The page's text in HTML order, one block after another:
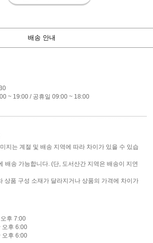
배송 안내
~ 19:00 / 공휴일 09:00 ~ 18:00
지는 계절 및 배송 지역에 따라 차이가 있을 수 있습
배송 가능합니다. (단, 도서산간 지역은 배송이 지연
상품 구성 소재가 달라지거나 상품의 가격에 차이가
후 7:00
오후 6:00
오후 6:00